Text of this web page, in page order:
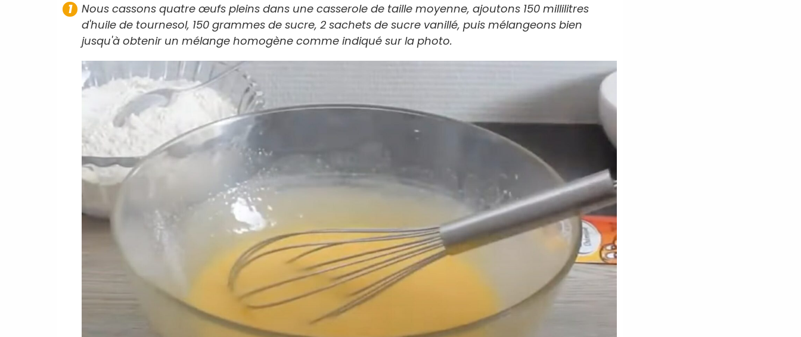
Nous cassons quatre œufs pleins dans une casserole de taille moyenne, ajoutons 150 millilitres
d'huile de tournesol, 150 grammes de sucre, 2 sachets de sucre vanillé, puis mélangeons bien
jusqu'à obtenir un mélange homogène comme indiqué sur la photo.